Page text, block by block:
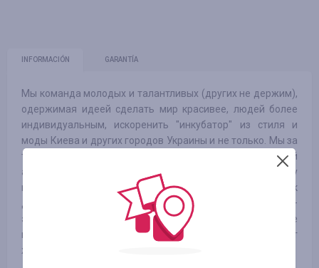
INFORMACIÓN GARANTÍA
Мы команда молодых и талантливых (других не держим),
одержимая идеей сделать мир красивее, людей более
индивидуальным, искоренить "инкубатор" из стиля и
моды Киева и других городов Украины и не только. Мы за
то, чтобы добавить "изюминку" к образу каждого, яркий
аксессуар… каким должна быть кожаная сумка. Почему
кожаная? Потому что синтетики в этом мире и так
достаточно. Для "зеленых" фанатов – кожа для сумок –
это побочный продукт в фермерстве при производстве
мясной продукции, никто не содержит и не убивает
животных для шкур для сумок!